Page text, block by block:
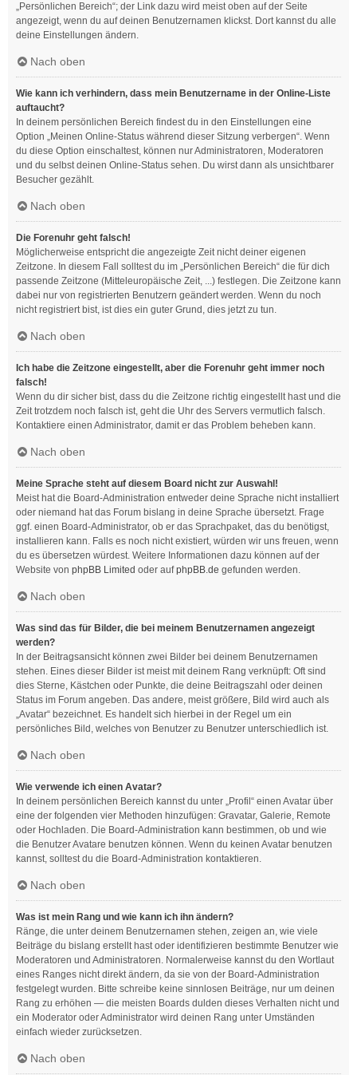
„Persönlichen Bereich“; der Link dazu wird meist oben auf der Seite
angezeigt, wenn du auf deinen Benutzernamen klickst. Dort kannst du alle
deine Einstellungen ändern.
Nach oben
Wie kann ich verhindern, dass mein Benutzername in der Online-Liste
auftaucht?
In deinem persönlichen Bereich findest du in den Einstellungen eine
Option „Meinen Online-Status während dieser Sitzung verbergen“. Wenn
du diese Option einschaltest, können nur Administratoren, Moderatoren
und du selbst deinen Online-Status sehen. Du wirst dann als unsichtbarer
Besucher gezählt.
Nach oben
Die Forenuhr geht falsch!
Möglicherweise entspricht die angezeigte Zeit nicht deiner eigenen
Zeitzone. In diesem Fall solltest du im „Persönlichen Bereich“ die für dich
passende Zeitzone (Mitteleuropäische Zeit, ...) festlegen. Die Zeitzone kann
dabei nur von registrierten Benutzern geändert werden. Wenn du noch
nicht registriert bist, ist dies ein guter Grund, dies jetzt zu tun.
Nach oben
Ich habe die Zeitzone eingestellt, aber die Forenuhr geht immer noch
falsch!
Wenn du dir sicher bist, dass du die Zeitzone richtig eingestellt hast und die
Zeit trotzdem noch falsch ist, geht die Uhr des Servers vermutlich falsch.
Kontaktiere einen Administrator, damit er das Problem beheben kann.
Nach oben
Meine Sprache steht auf diesem Board nicht zur Auswahl!
Meist hat die Board-Administration entweder deine Sprache nicht installiert
oder niemand hat das Forum bislang in deine Sprache übersetzt. Frage
ggf. einen Board-Administrator, ob er das Sprachpaket, das du benötigst,
installieren kann. Falls es noch nicht existiert, würden wir uns freuen, wenn
du es übersetzen würdest. Weitere Informationen dazu können auf der
Website von phpBB Limited oder aufphpBB.de gefunden werden.
Nach oben
Was sind das für Bilder, die bei meinem Benutzernamen angezeigt
werden?
In der Beitragsansicht können zwei Bilder bei deinem Benutzernamen
stehen. Eines dieser Bilder ist meist mit deinem Rang verknüpft: Oft sind
dies Sterne, Kästchen oder Punkte, die deine Beitragszahl oder deinen
Status im Forum angeben. Das andere, meist größere, Bild wird auch als
„Avatar“ bezeichnet. Es handelt sich hierbei in der Regel um ein
persönliches Bild, welches von Benutzer zu Benutzer unterschiedlich ist.
Nach oben
Wie verwende ich einen Avatar?
In deinem persönlichen Bereich kannst du unter „Profil“ einen Avatar über
eine der folgenden vier Methoden hinzufügen: Gravatar, Galerie, Remote
oder Hochladen. Die Board-Administration kann bestimmen, ob und wie
die Benutzer Avatare benutzen können. Wenn du keinen Avatar benutzen
kannst, solltest du die Board-Administration kontaktieren.
Nach oben
Was ist mein Rang und wie kann ich ihn ändern?
Ränge, die unter deinem Benutzernamen stehen, zeigen an, wie viele
Beiträge du bislang erstellt hast oder identifizieren bestimmte Benutzer wie
Moderatoren und Administratoren. Normalerweise kannst du den Wortlaut
eines Ranges nicht direkt ändern, da sie von der Board-Administration
festgelegt wurden. Bitte schreibe keine sinnlosen Beiträge, nur um deinen
Rang zu erhöhen — die meisten Boards dulden dieses Verhalten nicht und
ein Moderator oder Administrator wird deinen Rang unter Umständen
einfach wieder zurücksetzen.
Nach oben